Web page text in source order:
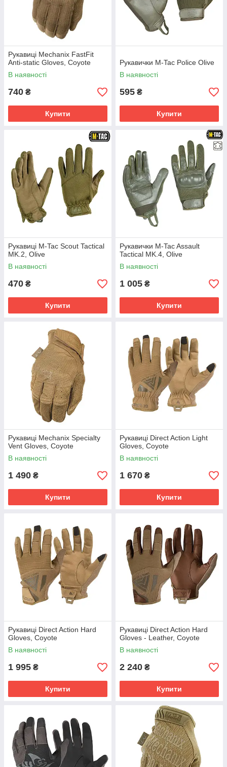
Рукавиці Mechanix FastFit
Anti-static Gloves, Coyote
В наявності
740 ₴
Купити
Рукавички M-Tac Police Olive
В наявності
595 ₴
Купити
Рукавиці M-Tac Scout Tactical
MK.2, Olive
В наявності
470 ₴
Купити
Рукавички M-Tac Assault
Tactical MK.4, Olive
В наявності
1 005 ₴
Купити
Рукавиці Mechanix Specialty
Vent Gloves, Coyote
В наявності
1 490 ₴
Купити
Рукавиці Direct Action Light
Gloves, Coyote
В наявності
1 670 ₴
Купити
Рукавиці Direct Action Hard
Gloves, Coyote
В наявності
1 995 ₴
Купити
Рукавиці Direct Action Hard
Gloves - Leather, Coyote
В наявності
2 240 ₴
Купити